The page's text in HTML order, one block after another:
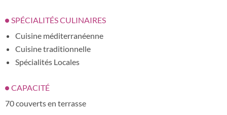
SPÉCIALITÉS CULINAIRES
Cuisine méditerranéenne
Cuisine traditionnelle
Spécialités Locales
CAPACITÉ
70 couverts en terrasse